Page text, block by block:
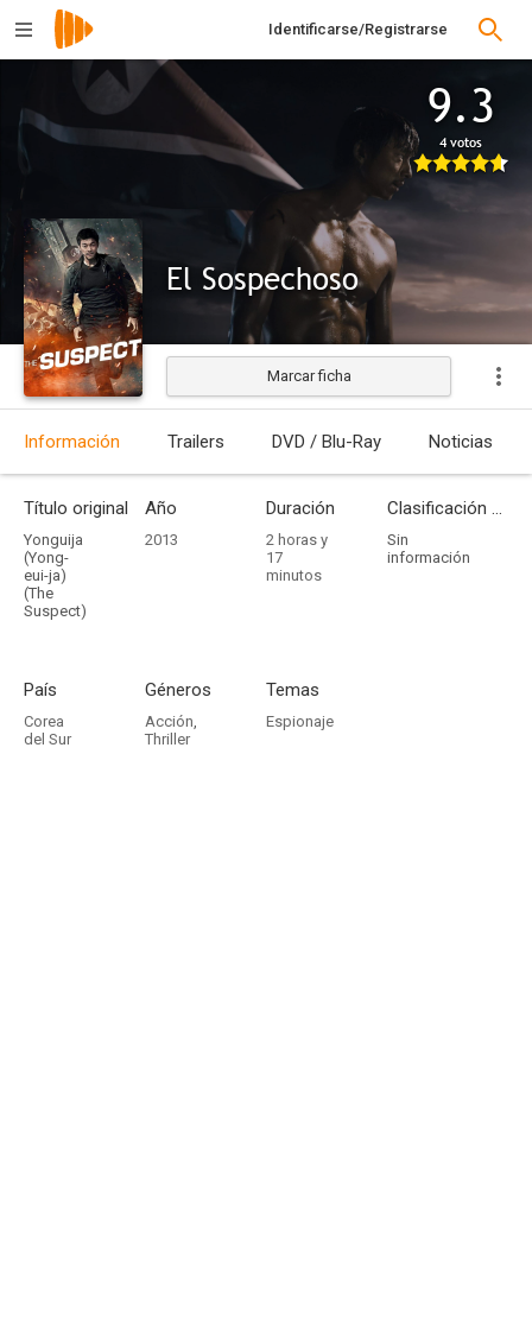
Identificarse/Registrarse
9.3
4 votos
El Sospechoso
Estrenada
Marcar ficha
Información Trailers DVD / Blu-Ray Noticias
Título original
Yonguija
(Yong-
eui-ja)
(The
Suspect)
Año
2013
Duración
2 horas y
17
minutos
Clasificación por edades
Sin
información
País
Corea
del Sur
Géneros
Acción,
Thriller
Temas
Espionaje